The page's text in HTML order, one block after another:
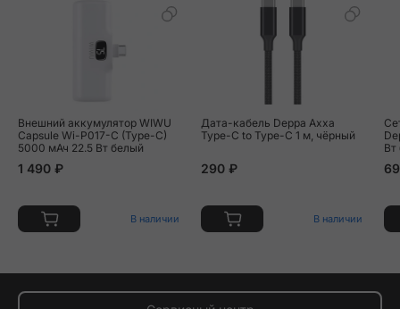
Внешний аккумулятор WIWU
Capsule Wi-P017-C (Type-C)
5000 мАч 22.5 Вт белый
1 490 ₽
В наличии
Дата-кабель Deppa Axxa
Type-C to Type-C 1 м, чёрный
290 ₽
В наличии
Вт